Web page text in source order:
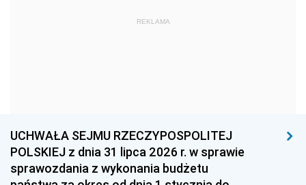
1959
1939 1938 1937
1936 1930
REKLAMA
UCHWAŁA SEJMU RZECZYPOSPOLITEJ
POLSKIEJ z dnia 31 lipca 2026 r. w sprawie
sprawozdania z wykonania budżetu